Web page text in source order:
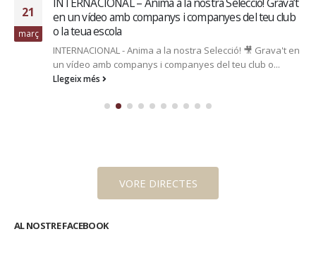
21
març
en un vídeo amb companys i companyes del teu club
o la teua escola
INTERNACIONAL - Anima a la nostra Selecció! 🎥 Grava't en
un vídeo amb companys i companyes del teu club o...
Llegeix més
VORE DIRECTES
AL NOSTRE FACEBOOK